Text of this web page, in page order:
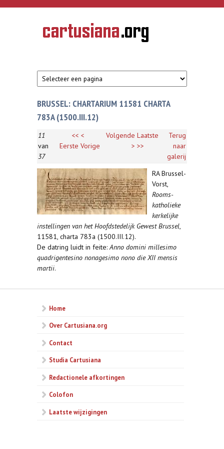
Overslaan en naar de inhoud gaan
CARTUSIANA
Geschiedenis
van de
BRUSSEL: CHARTARIUM 11581 CHARTA
783A (1500.III.12)
11
van
37
<<
Eerste
<
Vorige
Volgende
>
Laatste
>>
Terug
naar
galerij
RA Brussel-
Vorst,
Rooms-
katholieke
kerkelijke
instellingen van het Hoofdstedelijk Gewest Brussel,
11581, charta 783a (1500.III.12).
De datring luidt in feite:Anno domini millesimo
quadrigentesino nonagesimo nono die XII mensis
martii.
Home
Over Cartusiana.org
Contact
Studia Cartusiana
Redactionele afkortingen
Colofon
Laatste wijzigingen